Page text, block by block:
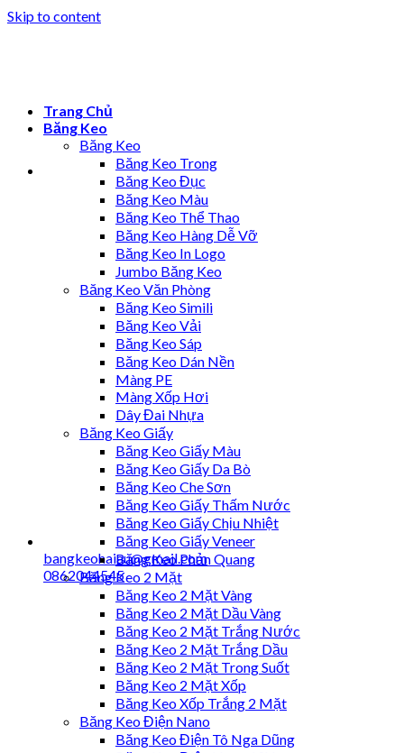
Skip to content
bangkeohaiau@gmail.com
0862044545
Trang Chủ
Băng Keo
Băng Keo
Băng Keo Trong
Băng Keo Đục
Băng Keo Màu
Băng Keo Thể Thao
Băng Keo Hàng Dễ Vỡ
Băng Keo In Logo
Jumbo Băng Keo
Băng Keo Văn Phòng
Băng Keo Simili
Băng Keo Vải
Băng Keo Sáp
Băng Keo Dán Nền
Màng PE
Màng Xốp Hơi
Dây Đai Nhựa
Băng Keo Giấy
Băng Keo Giấy Màu
Băng Keo Giấy Da Bò
Băng Keo Che Sơn
Băng Keo Giấy Thấm Nước
Băng Keo Giấy Chịu Nhiệt
Băng Keo Giấy Veneer
Băng Keo Phản Quang
Băng Keo 2 Mặt
Băng Keo 2 Mặt Vàng
Băng Keo 2 Mặt Dầu Vàng
Băng Keo 2 Mặt Trắng Nước
Băng Keo 2 Mặt Trắng Dầu
Băng Keo 2 Mặt Trong Suốt
Băng Keo 2 Mặt Xốp
Băng Keo Xốp Trắng 2 Mặt
Băng Keo Điện Nano
Băng Keo Điện Tô Nga Dũng